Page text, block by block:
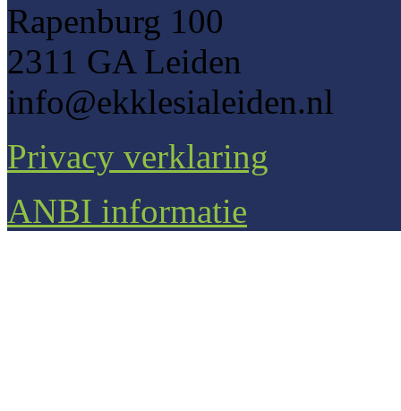
Rapenburg 100
2311 GA Leiden
info@ekklesialeiden.nl
Privacy verklaring
ANBI informatie